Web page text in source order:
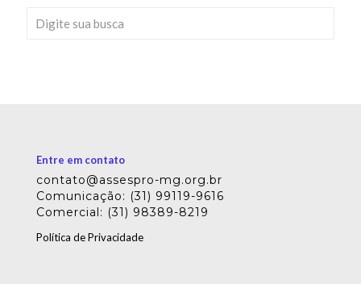
Entre em contato
contato@assespro-mg.org.br
Comunicação: (31) 99119-9616
Comercial: (31) 98389-8219
Política de Privacidade